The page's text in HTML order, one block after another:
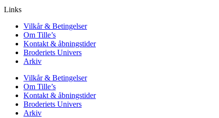
Links
Vilkår & Betingelser
Om Tille’s
Kontakt & åbningstider
Broderiets Univers
Arkiv
Vilkår & Betingelser
Om Tille’s
Kontakt & åbningstider
Broderiets Univers
Arkiv